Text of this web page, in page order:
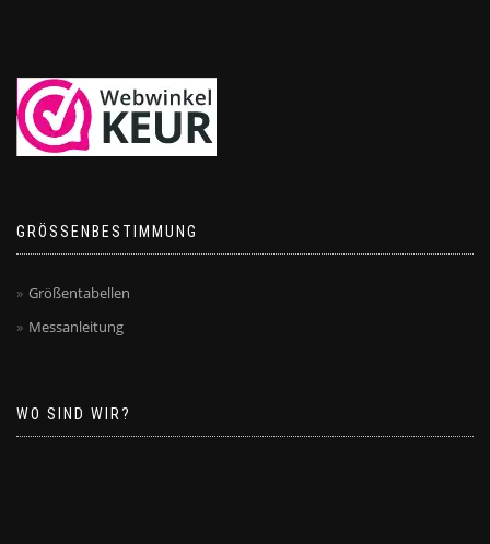
GRÖSSENBESTIMMUNG
Größentabellen
Messanleitung
WO SIND WIR?